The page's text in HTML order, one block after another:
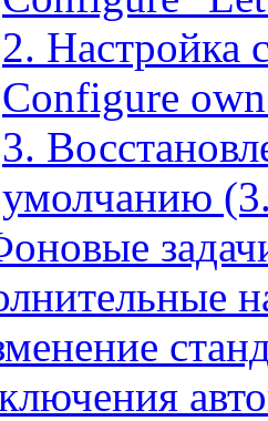
2. Настройка
Configure
3.
умолчанию